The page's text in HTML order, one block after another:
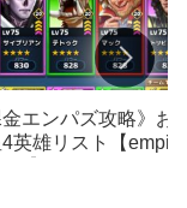
金エンパズ攻略》お
英雄リスト【